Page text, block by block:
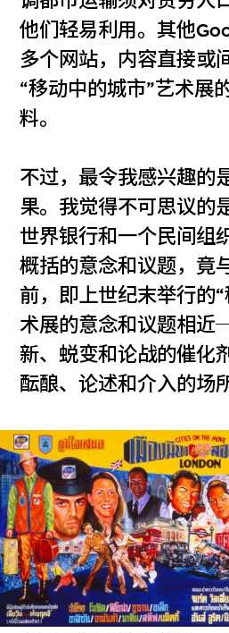
他们轻易利用。其他
多个网站，内容直接或
“移动中的城市”艺术展
料。
不过，最令我感兴趣的
果。我觉得不可思议的
世界银行和一个民间组
概括的意念和议题，竟
前，即上世纪末举行的
术展的意念和议题相
新、蜕变和论战的催化
酝酿、论述和介入的场